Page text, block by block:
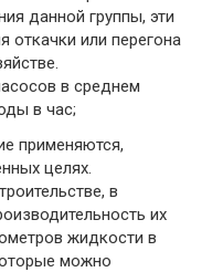
данной группы, эти
откачки или перегона
в среднем
в час;
применяются,
целях.
в
их
жидкости в
можно